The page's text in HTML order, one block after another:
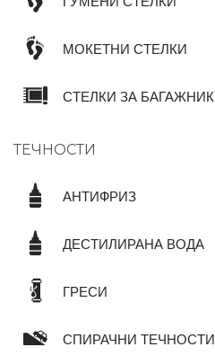
МОКЕТНИ СТЕЛКИ
СТЕЛКИ ЗА БАГАЖНИК
ТЕЧНОСТИ
АНТИФРИЗ
ДЕСТИЛИРАНА ВОДА
ГРЕСИ
СПИРАЧНИ ТЕЧНОСТИ